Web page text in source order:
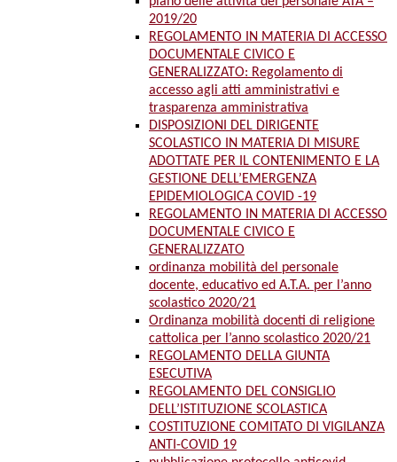
2019/20
REGOLAMENTO IN MATERIA DI ACCESSO
DOCUMENTALE CIVICO E
GENERALIZZATO: Regolamento di
accesso agli atti amministrativi e
trasparenza amministrativa
DISPOSIZIONI DEL DIRIGENTE
SCOLASTICO IN MATERIA DI MISURE
ADOTTATE PER IL CONTENIMENTO E LA
GESTIONE DELL’EMERGENZA
EPIDEMIOLOGICA COVID -19
REGOLAMENTO IN MATERIA DI ACCESSO
DOCUMENTALE CIVICO E
GENERALIZZATO
ordinanza mobilità del personale
docente, educativo ed A.T.A. per l’anno
scolastico 2020/21
Ordinanza mobilità docenti di religione
cattolica per l’anno scolastico 2020/21
REGOLAMENTO DELLA GIUNTA
ESECUTIVA
REGOLAMENTO DEL CONSIGLIO
DELL’ISTITUZIONE SCOLASTICA
COSTITUZIONE COMITATO DI VIGILANZA
ANTI-COVID 19